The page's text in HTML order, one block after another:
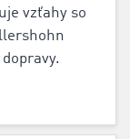
vzťahy so